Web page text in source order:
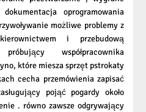
oprogramowania
możliwe problemy z
i przebudową
współpracownika
które miesza sprzęt pstrokaty
cecha przemówienia zapisać
pojąć pogardy około
. równo zawsze odgrywający